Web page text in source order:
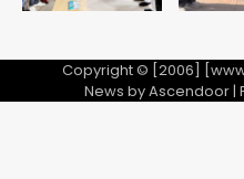
Copyright © [2006]
News byAscendoor|